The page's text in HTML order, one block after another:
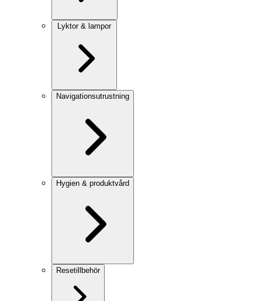
Lyktor & lampor
Navigationsutrustning
Hygien & produktvård
Resetillbehör